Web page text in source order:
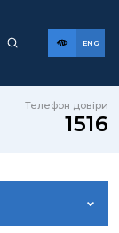
ENG
Телефон довіри
1516